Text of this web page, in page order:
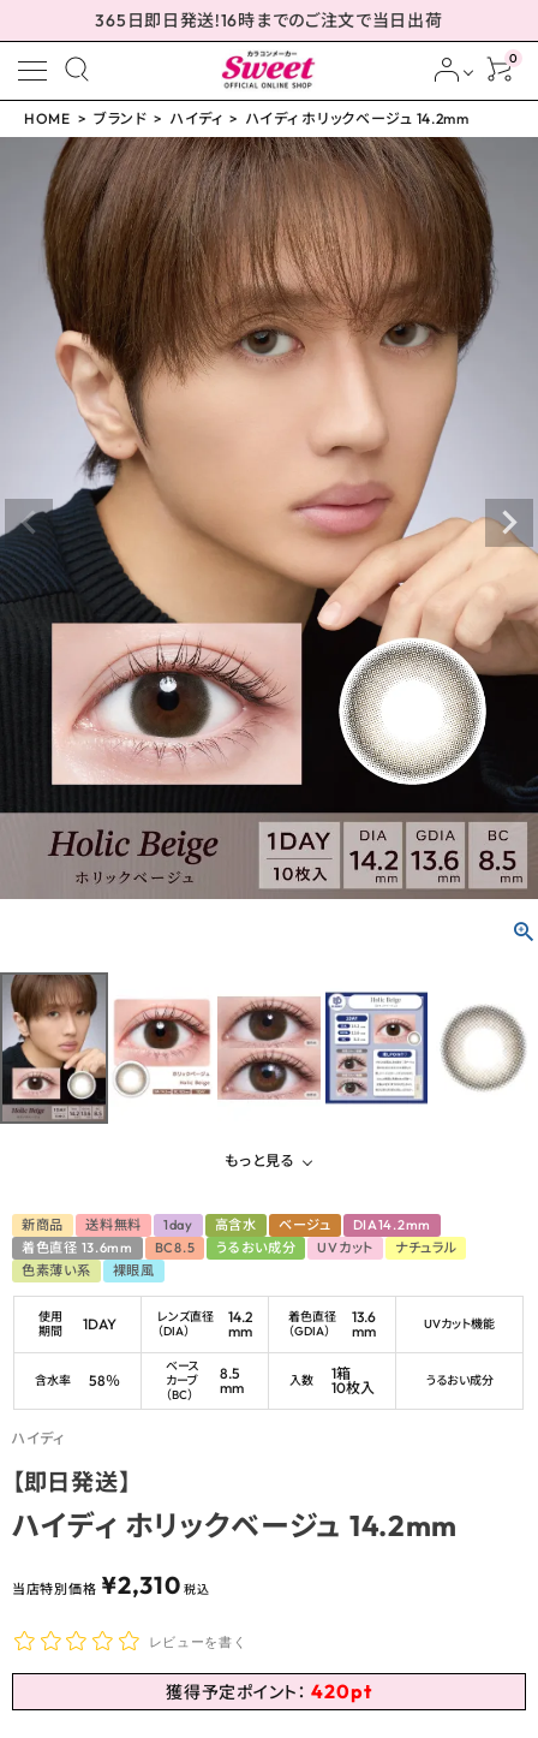
365日即日発送!16時までのご注文で当日出荷
0
meeting_room ログイン person 会員登録
ハイディ ホリックベージ
ュ 14.2mm
2,310(税込)
配送方法について
発送について
お支払い方法について
お買い物ガイド
お問い合わせ
よくあるご質問
HOME ブランド ハイディ ハイディ ホリックベージュ 14.2mm
もっと見る
新商品 送料無料 1day 高含水 ベージュ
DIA14.2mm
着色直径 13.6mm
BC8.5 うるおい成分 UVカット
ナチュラル
色素薄い系
裸眼風
使用
期間
1DAY
レンズ直径
（DIA）
14.2
mm
着色直径
（GDIA）
13.6
mm
UVカット機能
含水率 58％
ベース
カーブ
（BC）
8.5
mm
入数
1箱
10枚入
うるおい成分
ハイディ
【即日発送】
ハイディ ホリックベージュ 14.2mm
当店特別価格 ¥2,310 税込
レビューを書く
獲得予定ポイント： 420pt